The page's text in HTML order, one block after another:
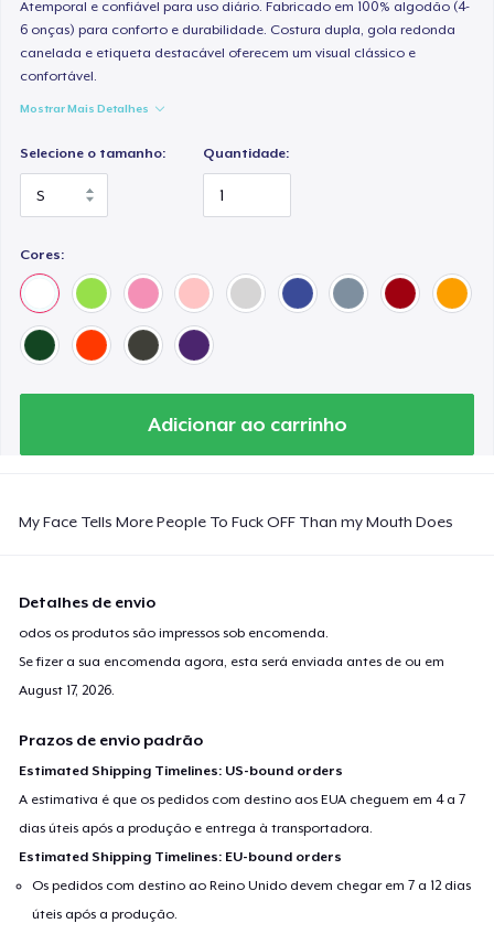
Atemporal e confiável para uso diário. Fabricado em 100% algodão (4-
6 onças) para conforto e durabilidade. Costura dupla, gola redonda
canelada e etiqueta destacável oferecem um visual clássico e
confortável.
Mostrar Mais Detalhes
Selecione o tamanho: Quantidade:
Cores:
Adicionar ao carrinho
My Face Tells More People To Fuck OFF Than my Mouth Does
Detalhes de envio
odos os produtos são impressos sob encomenda.
Se fizer a sua encomenda agora, esta será enviada antes de ou em
August 17, 2026
Prazos de envio padrão
Estimated Shipping Timelines: US-bound orders
A estimativa é que os pedidos com destino aos EUA cheguem em 4 a 7
dias úteis após a produção e entrega à transportadora.
Estimated Shipping Timelines: EU-bound orders
Os pedidos com destino ao Reino Unido devem chegar em 7 a 12 dias
úteis após a produção.
Women's Premium V-Neck Tee
US$ 26,99
US$ 36,99
Women's Comfort Tee
US$ 24,99
Women's Flowy Tank Top
US$ 26,99
Premium Tank Top
US$ 26,99